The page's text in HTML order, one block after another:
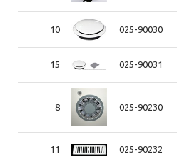
10 025-90030
15 025-90031
8 025-90230
11 025-90232